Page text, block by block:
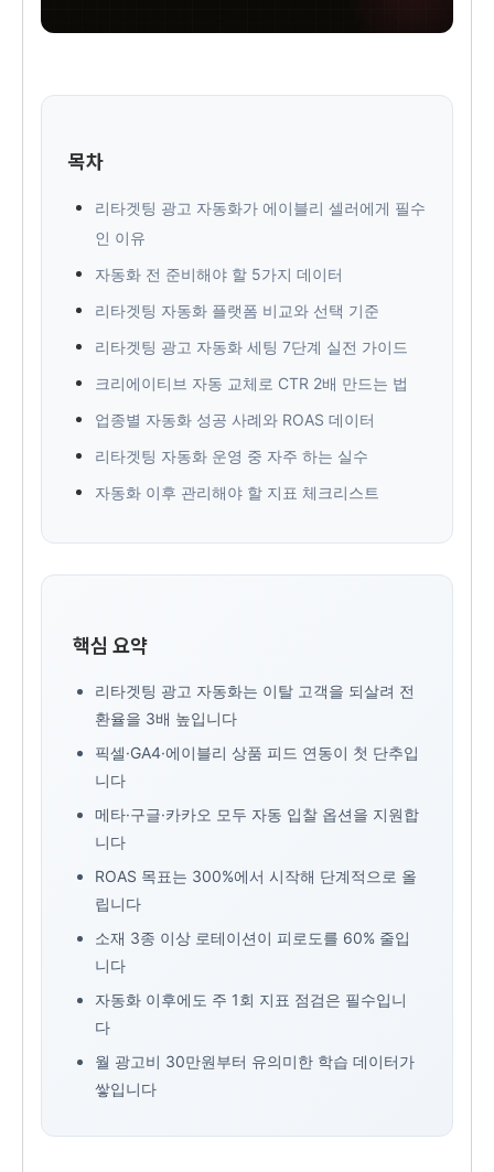
목차
리타겟팅 광고 자동화가 에이블리 셀러에게 필수
인 이유
자동화 전 준비해야 할 5가지 데이터
리타겟팅 자동화 플랫폼 비교와 선택 기준
리타겟팅 광고 자동화 세팅 7단계 실전 가이드
크리에이티브 자동 교체로 CTR 2배 만드는 법
업종별 자동화 성공 사례와 ROAS 데이터
리타겟팅 자동화 운영 중 자주 하는 실수
자동화 이후 관리해야 할 지표 체크리스트
핵심 요약
리타겟팅 광고 자동화는 이탈 고객을 되살려 전
환율을 3배 높입니다
픽셀·GA4·에이블리 상품 피드 연동이 첫 단추입
니다
메타·구글·카카오 모두 자동 입찰 옵션을 지원합
니다
ROAS 목표는 300%에서 시작해 단계적으로 올
립니다
소재 3종 이상 로테이션이 피로도를 60% 줄입
니다
자동화 이후에도 주 1회 지표 점검은 필수입니
다
월 광고비 30만원부터 유의미한 학습 데이터가
쌓입니다